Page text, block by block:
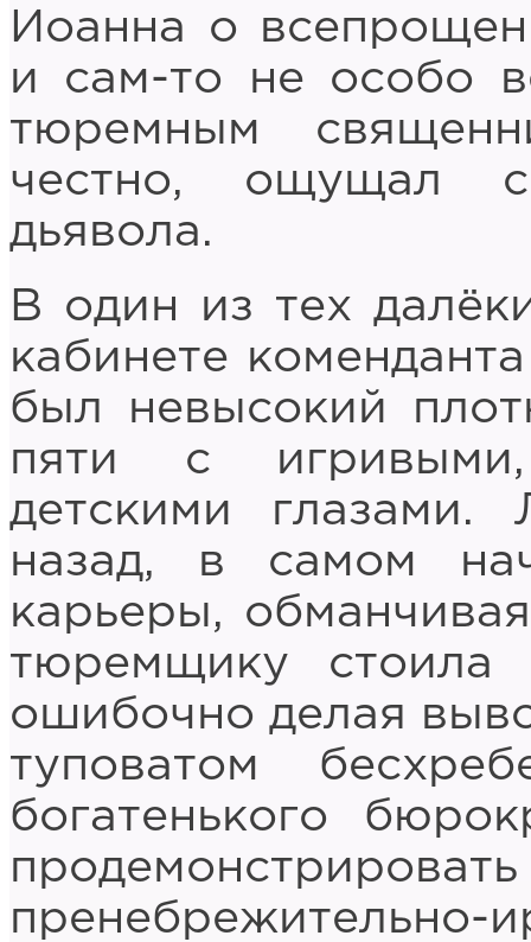
Иоанна о
и сам-то не особо
тюремным
честно, ощущал
дьявола.
В один из тех
кабинете
был невысокий
пяти с
детскими глазами.
назад, в самом
карьеры,
тюремщику стоила
ошибочно делая
туповатом
богатенького
пренебрежительно-